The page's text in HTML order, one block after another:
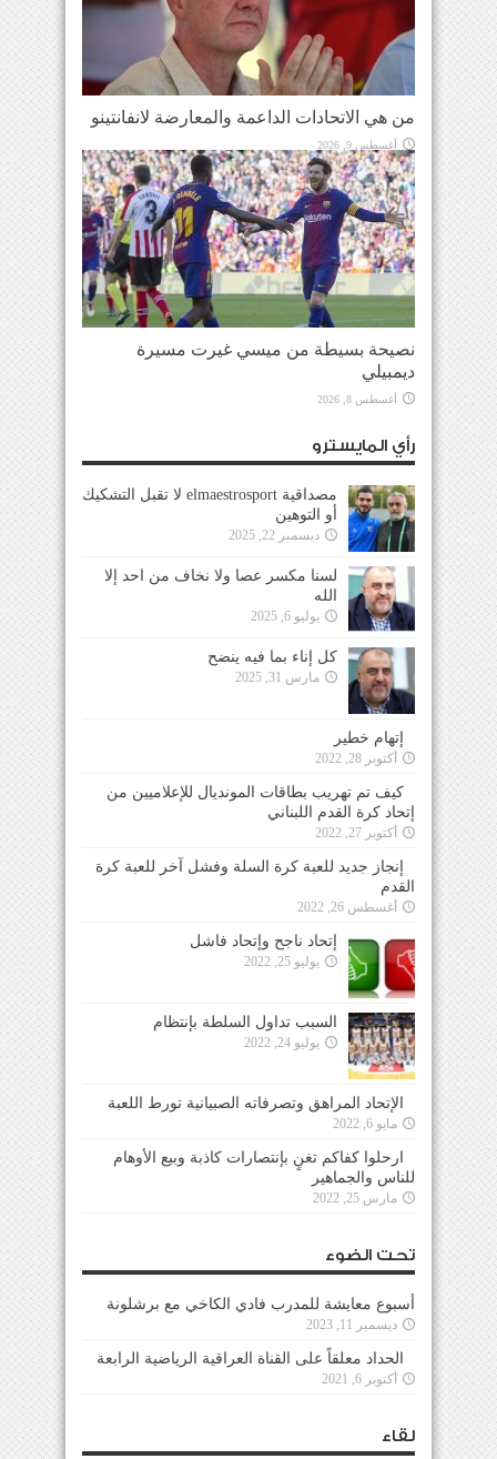
من هي الاتحادات الداعمة والمعارضة لانفانتينو
أغسطس 9, 2026
نصيحة بسيطة من ميسي غيرت مسيرة
ديمبيلي
أغسطس 8, 2026
رأي المايسترو
مصداقية elmaestrosport لا تقبل التشكيك
أو التوهين
ديسمبر 22, 2025
لسنا مكسر عصا ولا نخاف من احد إلا
الله
يوليو 6, 2025
كل إناء بما فيه ينضح
مارس 31, 2025
إتهام خطير
أكتوبر 28, 2022
كيف تم تهريب بطاقات المونديال للإعلاميين من
إتحاد كرة القدم اللبناني
أكتوبر 27, 2022
إنجاز جديد للعبة كرة السلة وفشل آخر للعبة كرة
القدم
أغسطس 26, 2022
إتحاد ناجح وإتحاد فاشل
يوليو 25, 2022
السبب تداول السلطة بإنتظام
يوليو 24, 2022
الإتحاد المراهق وتصرفاته الصبيانية تورط اللعبة
مايو 6, 2022
ارحلوا كفاكم تغنٍ بإنتصارات كاذبة وبيع الأوهام
للناس والجماهير
مارس 25, 2022
تحت الضوء
أسبوع معايشة للمدرب فادي الكاخي مع برشلونة
ديسمبر 11, 2023
الحداد معلقاً على القناة العراقية الرياضية الرابعة
أكتوبر 6, 2021
لقاء